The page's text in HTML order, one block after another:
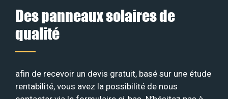
Des panneaux solaires de
qualité
afin de recevoir un devis gratuit, basé sur une étude
rentabilité, vous avez la possibilité de nous